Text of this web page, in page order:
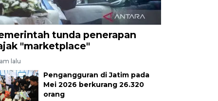
tunda penerapan
"marketplace"
lalu
Pengangguran di Jatim pada
Mei 2026 berkurang 26.320
orang